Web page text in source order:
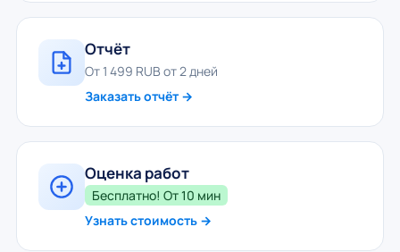
Отчёт
От 1 499 RUB от 2 дней
Заказать отчёт →
Оценка работ
Бесплатно! От 10 мин
Узнать стоимость →